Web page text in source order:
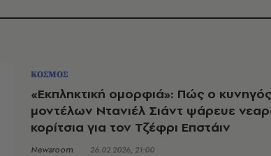
ΚΟΣΜΟΣ
«Εκπληκτική ομορφιά»: Πώς ο κυνηγός
μοντέλων Ντανιέλ Σιάντ ψάρευε
κορίτσια για τον Τζέφρι Επστάιν
Newsroom 26.02.2026, 21:00